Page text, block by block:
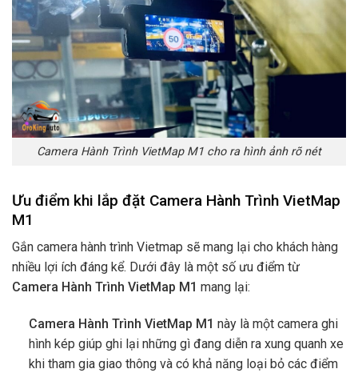
Camera Hành Trình VietMap M1 cho ra hình ảnh rõ nét
Ưu điểm khi lắp đặt Camera Hành Trình VietMap
M1
Gắn camera hành trình Vietmap sẽ mang lại cho khách hàng
nhiều lợi ích đáng kể. Dưới đây là một số ưu điểm từ
Camera Hành Trình VietMap M1 mang lại:
Camera Hành Trình VietMap M1 này là một camera ghi
hình kép giúp ghi lại những gì đang diễn ra xung quanh xe
khi tham gia giao thông và có khả năng loại bỏ các điểm